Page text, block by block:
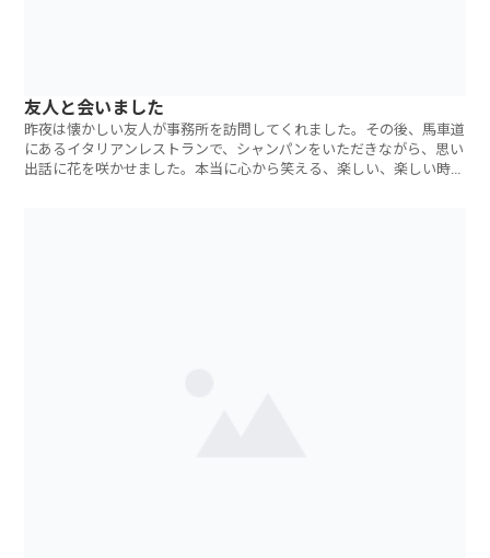
友人と会いました
昨夜は懐かしい友人が事務所を訪問してくれました。その後、馬車道
にあるイタリアンレストランで、シャンパンをいただきながら、思い
出話に花を咲かせました。本当に心から笑える、楽しい、楽しい時間